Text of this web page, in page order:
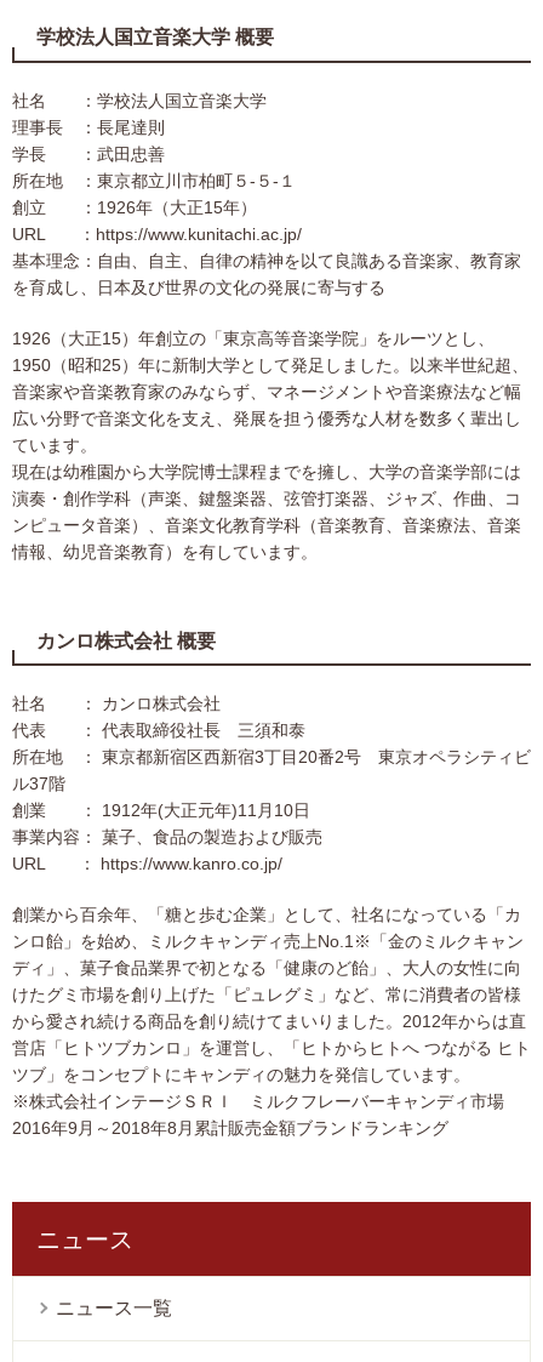
学校法人国立音楽大学 概要
社名 ：学校法人国立音楽大学
理事長 ：長尾達則
学長 ：武田忠善
所在地 ：東京都立川市柏町５-５-１
創立 ：1926年（大正15年）
URL ：https://www.kunitachi.ac.jp/
基本理念：自由、自主、自律の精神を以て良識ある音楽家、教育家
を育成し、日本及び世界の文化の発展に寄与する
1926（大正15）年創立の「東京高等音楽学院」をルーツとし、
1950（昭和25）年に新制大学として発足しました。以来半世紀超、
音楽家や音楽教育家のみならず、マネージメントや音楽療法など幅
広い分野で音楽文化を支え、発展を担う優秀な人材を数多く輩出し
ています。
現在は幼稚園から大学院博士課程までを擁し、大学の音楽学部には
演奏・創作学科（声楽、鍵盤楽器、弦管打楽器、ジャズ、作曲、コ
ンピュータ音楽）、音楽文化教育学科（音楽教育、音楽療法、音楽
情報、幼児音楽教育）を有しています。
カンロ株式会社 概要
社名 ： カンロ株式会社
代表 ： 代表取締役社長 三須和泰
所在地 ： 東京都新宿区西新宿3丁目20番2号 東京オペラシティビ
ル37階
創業 ： 1912年(大正元年)11月10日
事業内容： 菓子、食品の製造および販売
URL ： https://www.kanro.co.jp/
創業から百余年、「糖と歩む企業」として、社名になっている「カ
ンロ飴」を始め、ミルクキャンディ売上No.1※「金のミルクキャン
ディ」、菓子食品業界で初となる「健康のど飴」、大人の女性に向
けたグミ市場を創り上げた「ピュレグミ」など、常に消費者の皆様
から愛され続ける商品を創り続けてまいりました。2012年からは直
営店「ヒトツブカンロ」を運営し、「ヒトからヒトへ つながる ヒト
ツブ」をコンセプトにキャンディの魅力を発信しています。
※株式会社インテージＳＲＩ ミルクフレーバーキャンディ市場
2016年9月～2018年8月累計販売金額ブランドランキング
ニュース
ニュース一覧